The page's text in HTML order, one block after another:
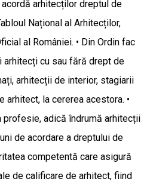
arhitecților dreptul de
Național al Arhitecților,
al României. • Din Ordin fac
cu sau fără drept de
arhitecții de interior, stagiarii
la cererea acestora. •
profesie, adică îndrumă arhitecții
de acordare a dreptului de
competentă care asigură
de calificare de arhitect, fiind